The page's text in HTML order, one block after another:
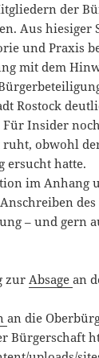
der
Aus hiesiger
und Praxis
mit dem
Rostock
Für Insider
ruht, obwohl
ersucht hatte.
im Anhang
– und gern
zurAbsagean
an die
Bürgerschaft